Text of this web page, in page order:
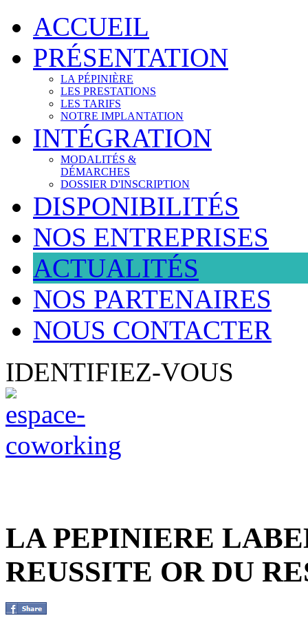
ACCUEIL
PRÉSENTATION
LA PÉPINIÈRE
LES PRESTATIONS
LES TARIFS
NOTRE IMPLANTATION
INTÉGRATION
MODALITÉS &
DÉMARCHES
DOSSIER D'INSCRIPTION
DISPONIBILITÉS
NOS ENTREPRISES
ACTUALITÉS
NOS PARTENAIRES
NOUS CONTACTER
IDENTIFIEZ-VOUS
LA PEPINIERE
REUSSITE OR DU